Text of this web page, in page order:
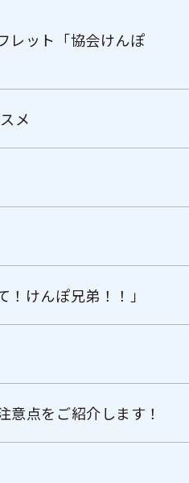
レット「協会けんぽ
メ
！けんぽ兄弟！！」
意点をご紹介します！